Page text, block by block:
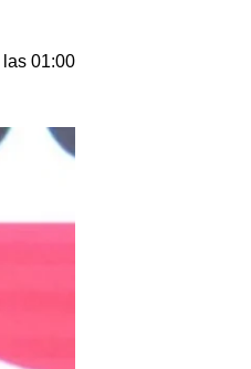
las 01:00